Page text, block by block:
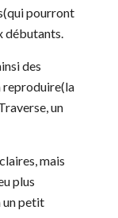
pourront
débutants.
des
reproduire(la
un
mais
plus
un petit